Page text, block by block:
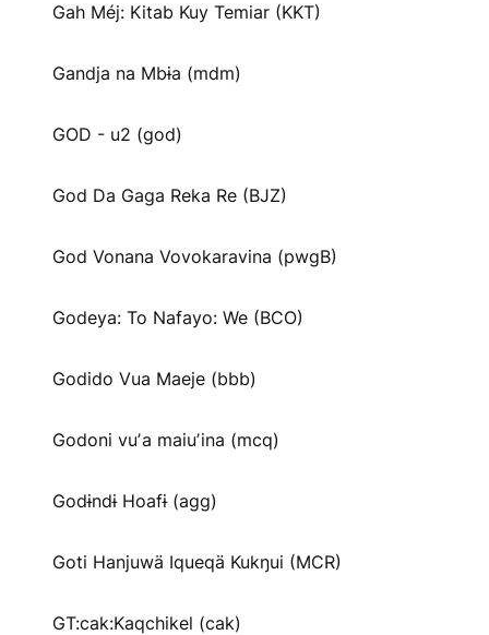
Gah Méj: Kitab Kuy Temiar (KKT)
Gandja na Mbɨa (mdm)
GOD - u2 (god)
God Da Gaga Reka Re (BJZ)
God Vonana Vovokaravina (pwgB)
Godeya: To Nafayo: We (BCO)
Godido Vua Maeje (bbb)
Godoni vuʼa maiuʼina (mcq)
Godɨndɨ Hoafɨ (agg)
Goti Hanjuwä Iqueqä Kukŋui (MCR)
GT:cak:Kaqchikel (cak)